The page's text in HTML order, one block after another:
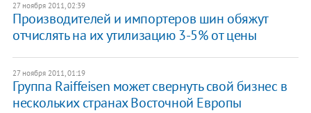
27 ноября 2011, 02:39
​Производителей и импортеров шин обяжут
отчислять на их утилизацию 3-5% от цены
27 ноября 2011, 01:19
Группа Raiffeisen может свернуть свой бизнес в
нескольких странах Восточной Европы